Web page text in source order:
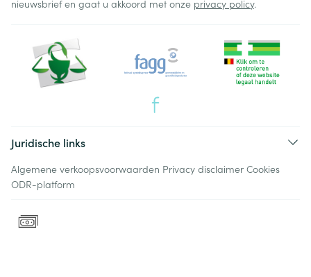
nieuwsbrief en gaat u akkoord met onze privacy policy.
Juridische links
Algemene verkoopsvoorwaarden Privacy disclaimer Cookies
ODR-platform